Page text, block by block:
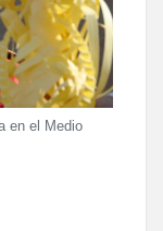
en el Medio